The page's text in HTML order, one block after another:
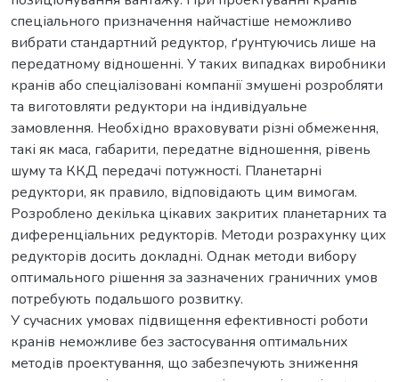
спеціального призначення найчастіше неможливо
вибрати стандартний редуктор, ґрунтуючись лише на
передатному відношенні. У таких випадках виробники
кранів або спеціалізовані компанії змушені розробляти
та виготовляти редуктори на індивідуальне
замовлення. Необхідно враховувати різні обмеження,
такі як маса, габарити, передатне відношення, рівень
шуму та ККД передачі потужності. Планетарні
редуктори, як правило, відповідають цим вимогам.
Розроблено декілька цікавих закритих планетарних та
диференціальних редукторів. Методи розрахунку цих
редукторів досить докладні. Однак методи вибору
оптимального рішення за зазначених граничних умов
потребують подальшого розвитку.
У сучасних умовах підвищення ефективності роботи
кранів неможливе без застосування оптимальних
методів проектування, що забезпечують зниження